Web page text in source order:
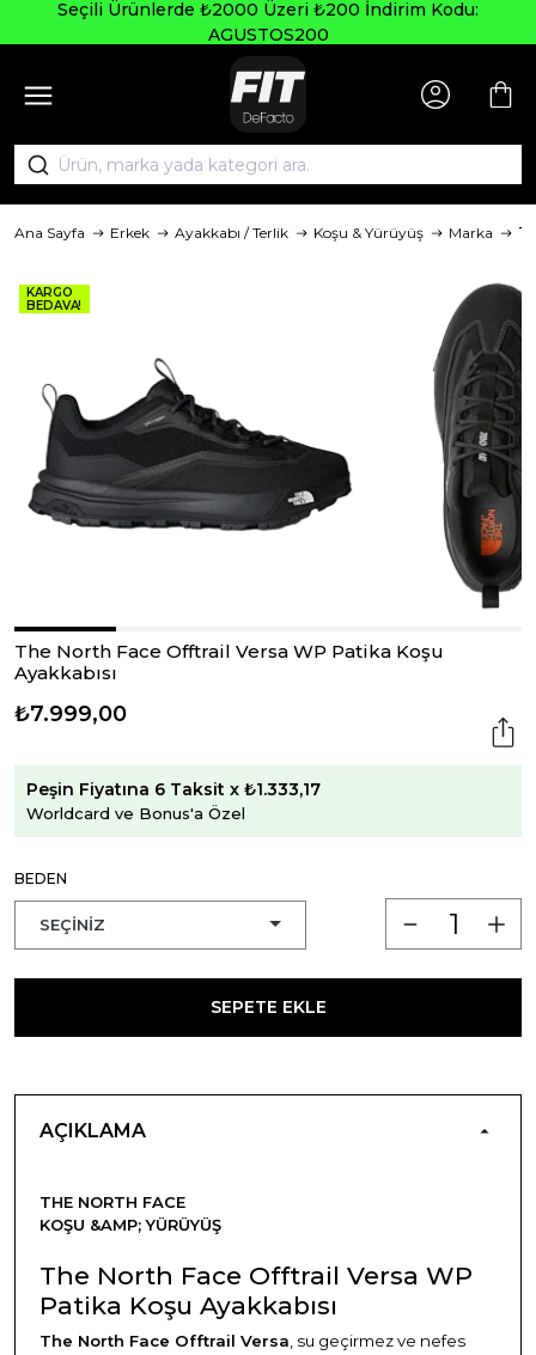
Seçili Ürünlerde ₺2000 Üzeri ₺200 İndirim Kodu:
AGUSTOS200
Ana Sayfa Erkek Ayakkabı / Terlik Koşu & Yürüyüş Marka
KARGO
BEDAVA!
The North Face Offtrail Versa WP Patika Koşu
Ayakkabısı
₺7.999,00
Peşin Fiyatına 6 Taksit x ₺1.333,17
Worldcard ve Bonus'a Özel
BEDEN
SEPETE EKLE
AÇIKLAMA
THE NORTH FACE
KOŞU &AMP; YÜRÜYÜŞ
The North Face Offtrail Versa WP
Patika Koşu Ayakkabısı
The North Face Offtrail Versa , su geçirmez ve nefes